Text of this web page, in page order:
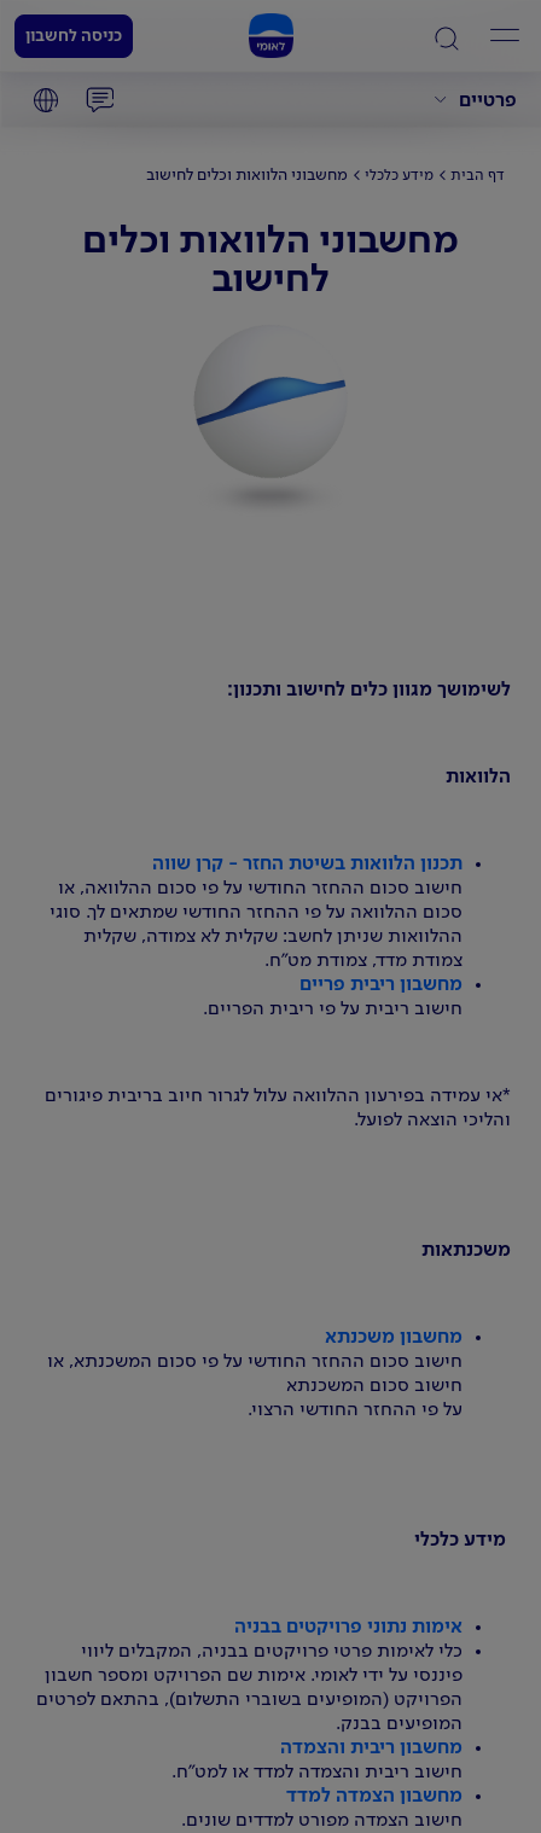
פרטיים
כניסה לחשבון
דף הבית מידע כלכלי מחשבוני הלוואות וכלים לחישוב
מחשבוני הלוואות וכלים
לחישוב
לשימושך מגוון כלים לחישוב ותכנון:
הלוואות
תכנון הלוואות בשיטת החזר - קרן שווה
חישוב סכום ההחזר החודשי על פי סכום ההלוואה, או
סכום ההלוואה על פי ההחזר החודשי שמתאים לך. סוגי
ההלוואות שניתן לחשב: שקלית לא צמודה, שקלית
צמודת מדד, צמודת מט"ח.
מחשבון ריבית פריים
חישוב ריבית על פי ריבית הפריים.
*אי עמידה בפירעון ההלוואה עלול לגרור חיוב בריבית פיגורים
והליכי הוצאה לפועל.
משכנתאות
מחשבון משכנתא
חישוב סכום ההחזר החודשי על פי סכום המשכנתא, או
חישוב סכום המשכנתא
על פי ההחזר החודשי הרצוי.
מידע כלכלי
אימות נתוני פרויקטים בבניה
כלי לאימות פרטי פרויקטים בבניה, המקבלים ליווי
פיננסי על ידי לאומי. אימות שם הפרויקט ומספר חשבון
הפרויקט (המופיעים בשוברי התשלום), בהתאם לפרטים
המופיעים בבנק.
מחשבון ריבית והצמדה
חישוב ריבית והצמדה למדד או למט"ח.
מחשבון הצמדה למדד
חישוב הצמדה מפורט למדדים שונים.